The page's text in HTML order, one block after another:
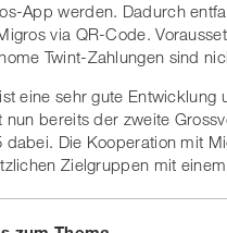
App werden. Dadurch
via QR-Code.
Twint-Zahlungen sind
eine sehr gute
nun bereits der zweite
dabei. Die Kooperation mit
Zielgruppen mit